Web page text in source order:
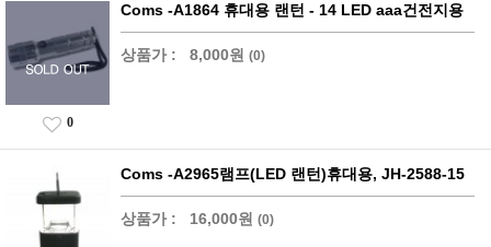
Coms -A1864 휴대용 랜턴 - 14 LED aaa건전지용
상품가 : 8,000원 (0)
0
Coms -A2965램프(LED 랜턴)휴대용, JH-2588-15
상품가 : 16,000원 (0)